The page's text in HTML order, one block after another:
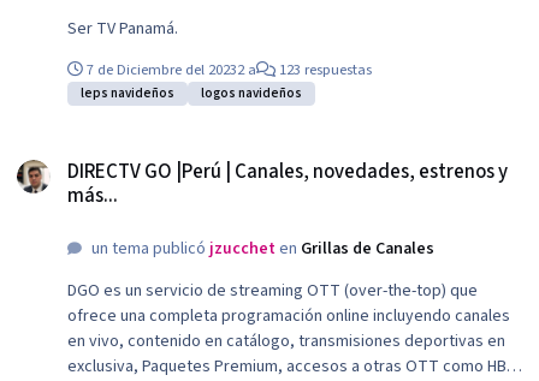
Ser TV Panamá.
7 de Diciembre del 20232 a 123 respuestas
leps navideños logos navideños
DIRECTV GO |Perú | Canales, novedades, estrenos y
más...
un tema publicójzuccheten Grillas de Canales
DGO es un servicio de streaming OTT (over-the-top) que
ofrece una completa programación online incluyendo canales
en vivo, contenido en catálogo, transmisiones deportivas en
exclusiva, Paquetes Premium, accesos a otras OTT como HBO